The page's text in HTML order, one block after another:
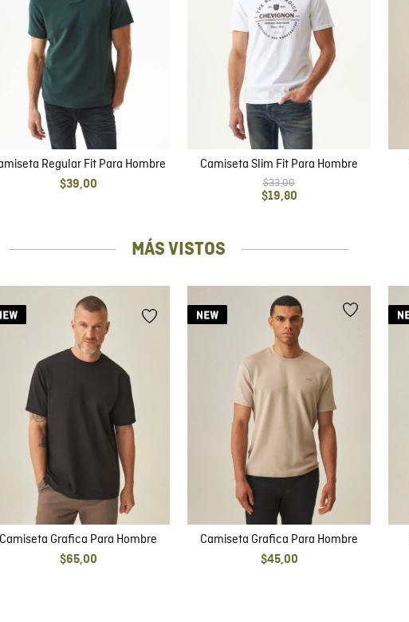
Regular Fit Para Hombre
$39,00
Camiseta Slim Fit Para Hombre
$33,00
$19,80
MÁS VISTOS
Camiseta Grafica Para Hombre
$65,00
Camiseta Grafica Para Hombre
$45,00